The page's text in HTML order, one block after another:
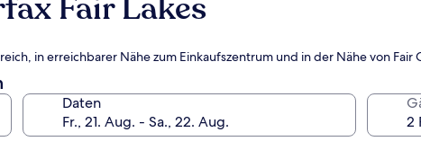
in erreichbarer Nähe zum Einkaufszentrum und in der Nähe von Fair
Daten